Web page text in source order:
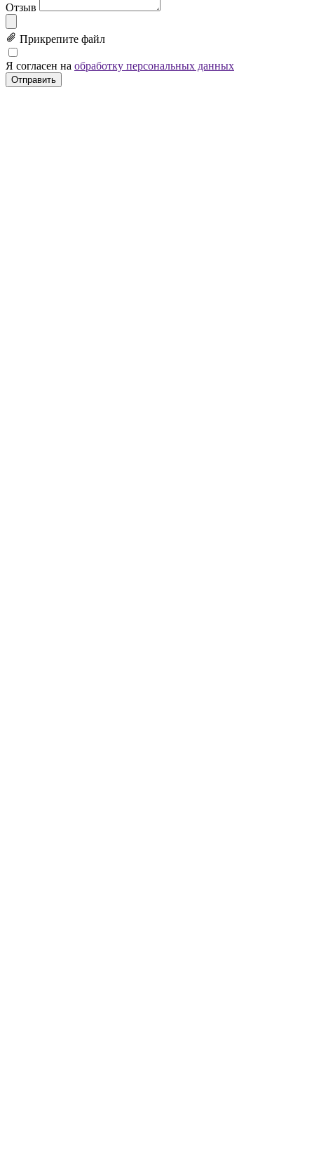
Отзыв
Прикрепите файл
Я согласен на обработку персональных данных